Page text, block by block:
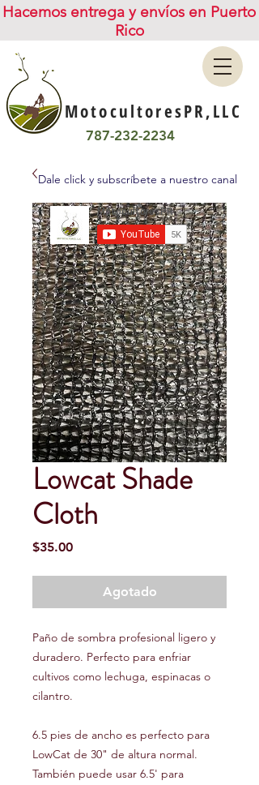
Hacemos entrega y envíos en Puerto
Rico
MotocultoresPR,LLC
787-232-2234
Dale click y subscríbete a nuestro canal
Lowcat Shade
Cloth
$35.00Precio
Agotado
Paño de sombra profesional ligero y
duradero. Perfecto para enfriar
cultivos como lechuga, espinacas o
cilantro.
6.5 pies de ancho es perfecto para
LowCat de 30" de altura normal.
También puede usar 6.5' para